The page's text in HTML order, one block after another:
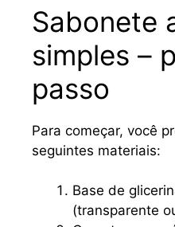
Sabonete
simples –
passo
Para começar, você
seguintes materiais:
Base de
(transparente